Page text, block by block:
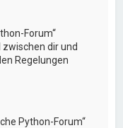
Forum“
dir und
Regelungen
Python-Forum“